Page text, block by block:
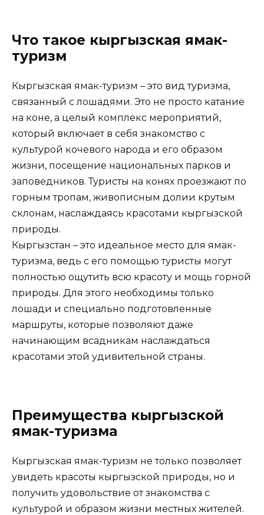
Что такое кыргызская ямак-
туризм
Кыргызская ямак-туризм – это вид туризма,
связанный с лошадями. Это не просто катание
на коне, а целый комплекс мероприятий,
который включает в себя знакомство с
культурой кочевого народа и его образом
жизни, посещение национальных парков и
заповедников. Туристы на конях проезжают по
горным тропам, живописным долии крутым
склонам, наслаждаясь красотами кыргызской
природы.
Кыргызстан – это идеальное место для ямак-
туризма, ведь с его помощью туристы могут
полностью ощутить всю красоту и мощь горной
природы. Для этого необходимы только
лошади и специально подготовленные
маршруты, которые позволяют даже
начинающим всадникам наслаждаться
красотами этой удивительной страны.
Преимущества кыргызской
ямак-туризма
Кыргызская ямак-туризм не только позволяет
увидеть красоты кыргызской природы, но и
получить удовольствие от знакомства с
культурой и образом жизни местных жителей.